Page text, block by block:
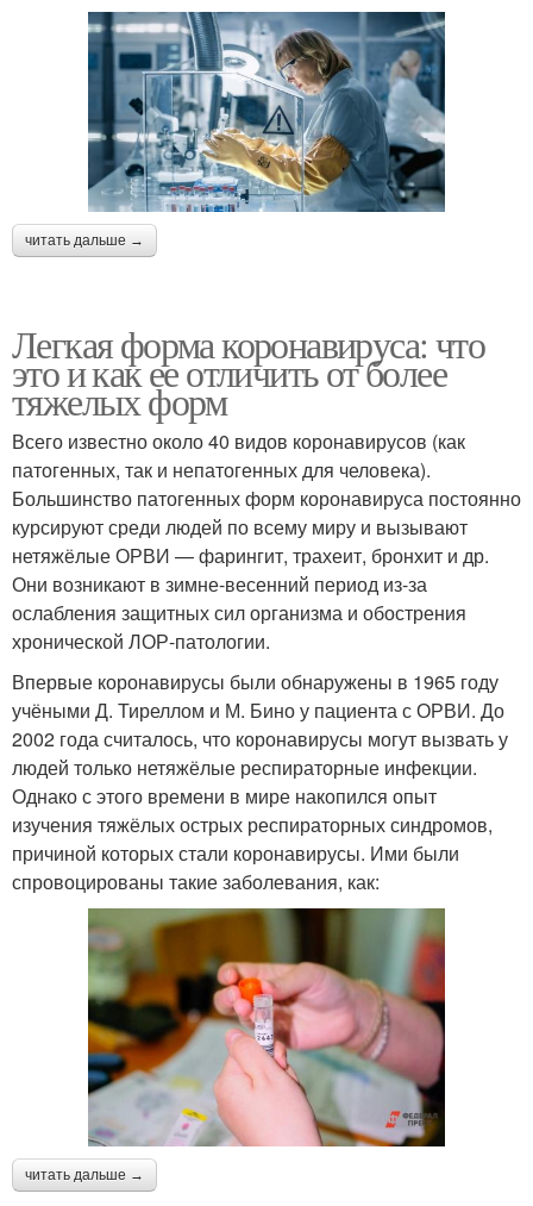
читать дальше →
Легкая форма коронавируса: что
это и как ее отличить от более
тяжелых форм
Всего известно около 40 видов коронавирусов (как
патогенных, так и непатогенных для человека).
Большинство патогенных форм коронавируса постоянно
курсируют среди людей по всему миру и вызывают
нетяжёлые ОРВИ — фарингит, трахеит, бронхит и др.
Они возникают в зимне-весенний период из-за
ослабления защитных сил организма и обострения
хронической ЛОР-патологии.
Впервые коронавирусы были обнаружены в 1965 году
учёными Д. Тиреллом и М. Бино у пациента с ОРВИ. До
2002 года считалось, что коронавирусы могут вызвать у
людей только нетяжёлые респираторные инфекции.
Однако с этого времени в мире накопился опыт
изучения тяжёлых острых респираторных синдромов,
причиной которых стали коронавирусы. Ими были
спровоцированы такие заболевания, как:
читать дальше →